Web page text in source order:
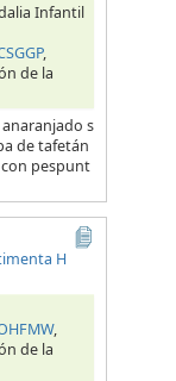
Infantil
,
de la
s
de tafetán
pespunt
H
,
de la